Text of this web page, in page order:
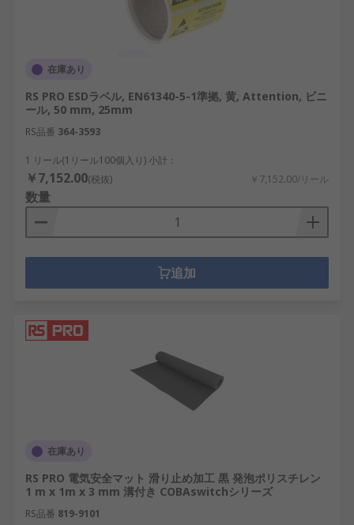
在庫あり
RS PRO ESDラベル, EN61340-5-1準拠, 黄, Attention, ビニ
ール, 50 mm, 25mm
RS品番 364-3593
1 リール(1リール100個入り) 小計：
￥7,152.00(税抜) ￥7,152.00/リール
数量
追加
在庫あり
RS PRO 電気安全マット 滑り止め加工 黒 発泡ポリスチレン
1 m x 1m x 3 mm 溝付き COBAswitchシリーズ
RS品番 819-9101